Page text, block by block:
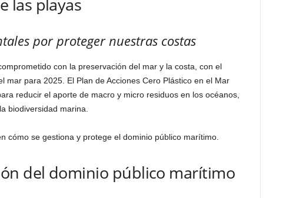
las playas
por proteger nuestras costas
con la preservación del mar y la costa, con el
mar para 2025. El Plan de Acciones Cero Plástico en el Mar
reducir el aporte de macro y micro residuos en los océanos,
biodiversidad marina.
cómo se gestiona y protege el dominio público marítimo.
del dominio público marítimo